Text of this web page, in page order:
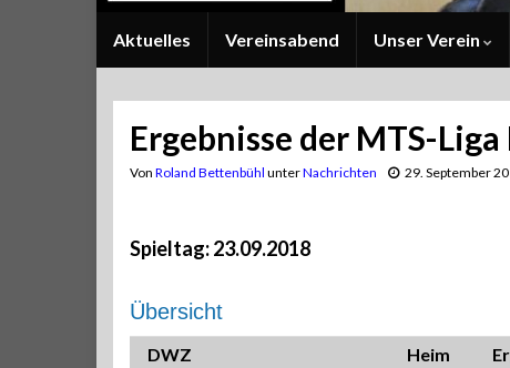
Aktuelles Vereinsabend Unser Verein
Ergebnisse der MTS-Liga
Von Roland Bettenbühl unterNachrichten 29. September
Spieltag: 23.09.2018
Übersicht
DWZ Heim